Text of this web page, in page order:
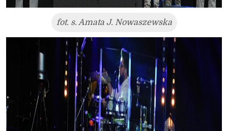
fot. s. Amata J. Nowaszewska